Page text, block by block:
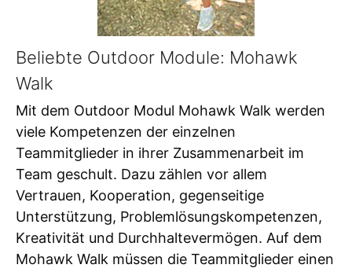
Beliebte Outdoor Module: Mohawk
Walk
Mit dem Outdoor Modul Mohawk Walk werden
viele Kompetenzen der einzelnen
Teammitglieder in ihrer Zusammenarbeit im
Team geschult. Dazu zählen vor allem
Vertrauen, Kooperation, gegenseitige
Unterstützung, Problemlösungskompetenzen,
Kreativität und Durchhaltevermögen. Auf dem
Mohawk Walk müssen die Teammitglieder einen